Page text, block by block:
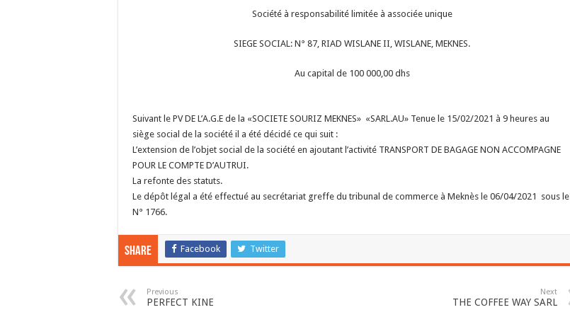
Société à responsabilité limitée à associée unique
SIEGE SOCIAL: N° 87, RIAD WISLANE II, WISLANE, MEKNES.
Au capital de 100 000,00 dhs
Suivant le PV DE L’A.G.E de la «SOCIETE SOURIZ MEKNES» «SARL.AU» Tenue le 15/02/2021 à 9 heures au
siège social de la société il a été décidé ce qui suit :
L’extension de l’objet social de la société en ajoutant l’activité TRANSPORT DE BAGAGE NON ACCOMPAGNE
POUR LE COMPTE D’AUTRUI.
La refonte des statuts.
Le dépôt légal a été effectué au secrétariat greffe du tribunal de commerce à Meknès le 06/04/2021 sous le
N° 1766.
Share Facebook Twitter
Previous
PERFECT KINE
Next
THE COFFEE WAY SARL